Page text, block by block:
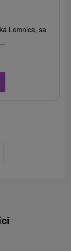
Lomnica, sa